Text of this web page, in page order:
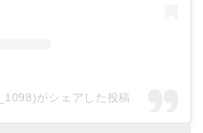
がシェアした投稿